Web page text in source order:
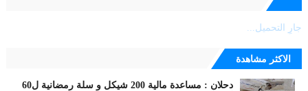
جارٍ التحميل...
الاكثر مشاهدة
دحلان : مساعدة مالية 200 شيكل و سلة رمضانية ل60